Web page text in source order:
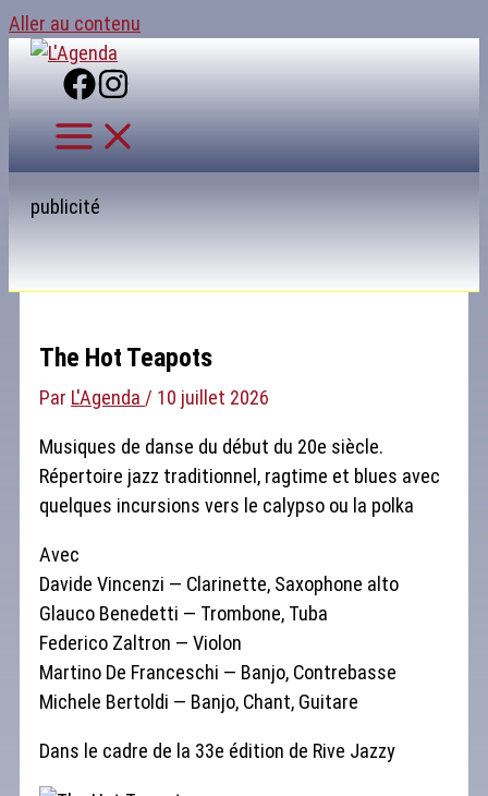
Aller au contenu
publicité
The Hot Teapots
Par L'Agenda / 10 juillet 2026
Musiques de danse du début du 20e siècle.
Répertoire jazz traditionnel, ragtime et blues avec
quelques incursions vers le calypso ou la polka
Avec
Davide Vincenzi — Clarinette, Saxophone alto
Glauco Benedetti — Trombone, Tuba
Federico Zaltron — Violon
Martino De Franceschi — Banjo, Contrebasse
Michele Bertoldi — Banjo, Chant, Guitare
Dans le cadre de la 33e édition de Rive Jazzy